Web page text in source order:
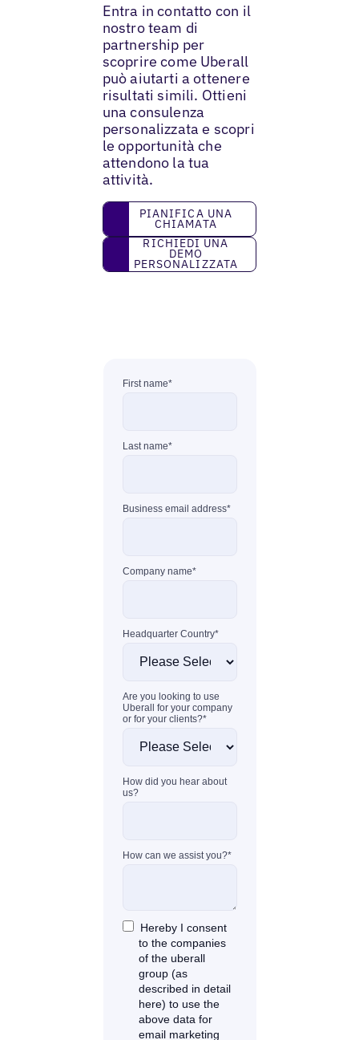
Entra in contatto con il
nostro team di
partnership per
scoprire come Uberall
può aiutarti a ottenere
risultati simili. Ottieni
una consulenza
personalizzata e scopri
le opportunità che
attendono la tua
attività.
Pianifica una chiamata
PIANIFICA UNA
CHIAMATA
Richiedi una demo personalizzata
RICHIEDI UNA
DEMO
PERSONALIZZATA